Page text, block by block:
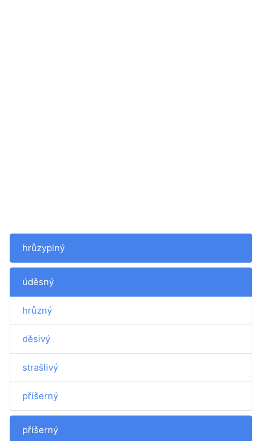
hrůzyplný
úděsný
hrůzný
děsivý
strašlivý
příšerný
příšerný